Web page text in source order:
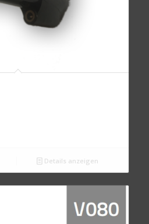
Details anzeigen